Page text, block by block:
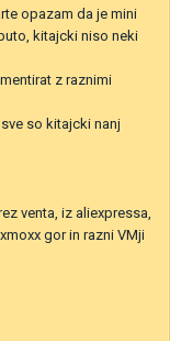
opazam da je mini
kitajcki niso neki
z raznimi
so kitajcki nanj
venta, iz aliexpressa,
gor in razni VMji